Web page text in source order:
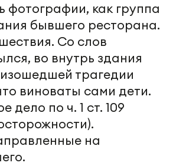
фотографии, как группа
бывшего ресторана.
Со слов
во внутрь здания
трагедии
виноваты сами дети.
дело по ч. 1 ст. 109
на